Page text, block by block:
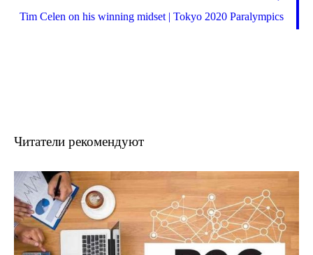
Tim Celen on his winning midset | Tokyo 2020 Paralympics
Читатели рекомендуют